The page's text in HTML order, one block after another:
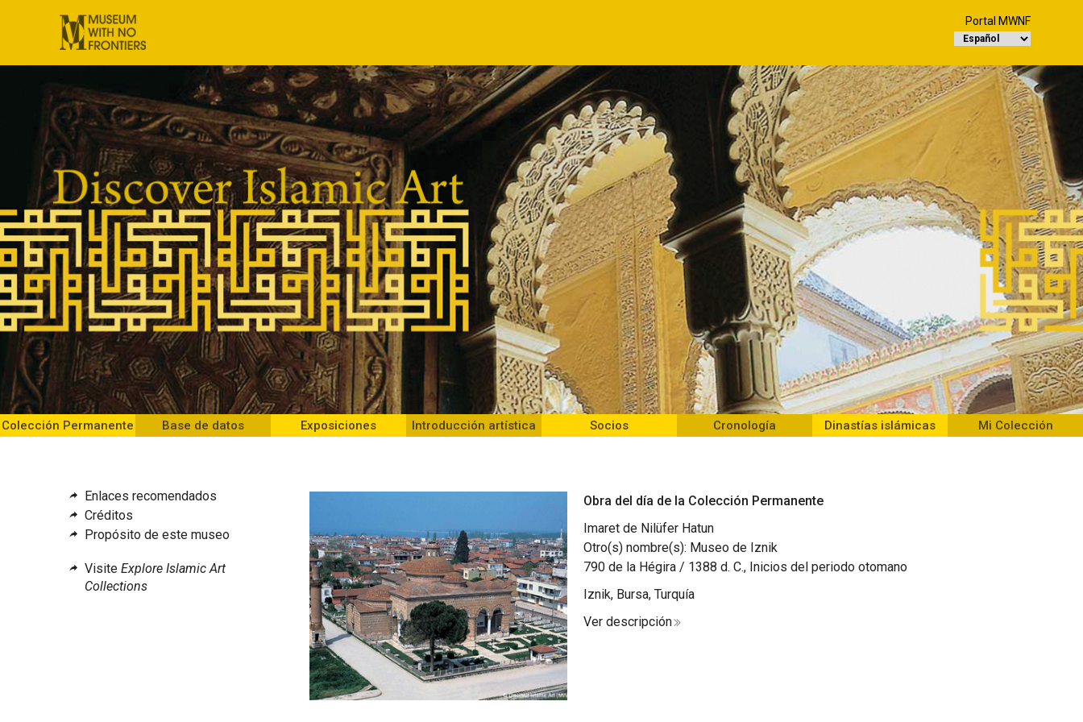
Portal MWNF
Colección Permanente Base de datos Exposiciones Introducción artística Socios Cronología Dinastías islámicas Mi Colección
Enlaces recomendados
Créditos
Propósito de este museo
VisiteExplore Islamic Art
Collections
Obra del día de la Colección Permanente
Imaret de Nilüfer Hatun
Otro(s) nombre(s): Museo de Iznik
790 de la Hégira / 1388 d. C., Inicios del periodo otomano
Iznik, Bursa, Turquía
Ver descripción